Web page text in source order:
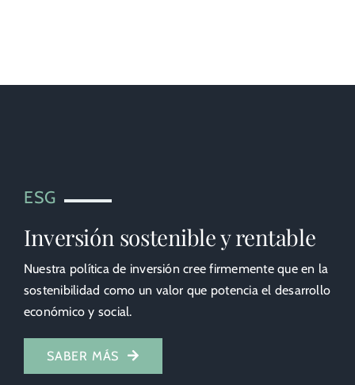
ESG
Inversión sostenible y rentable
Nuestra política de inversión cree firmemente que en la
sostenibilidad como un valor que potencia el desarrollo
económico y social.
SABER MÁS